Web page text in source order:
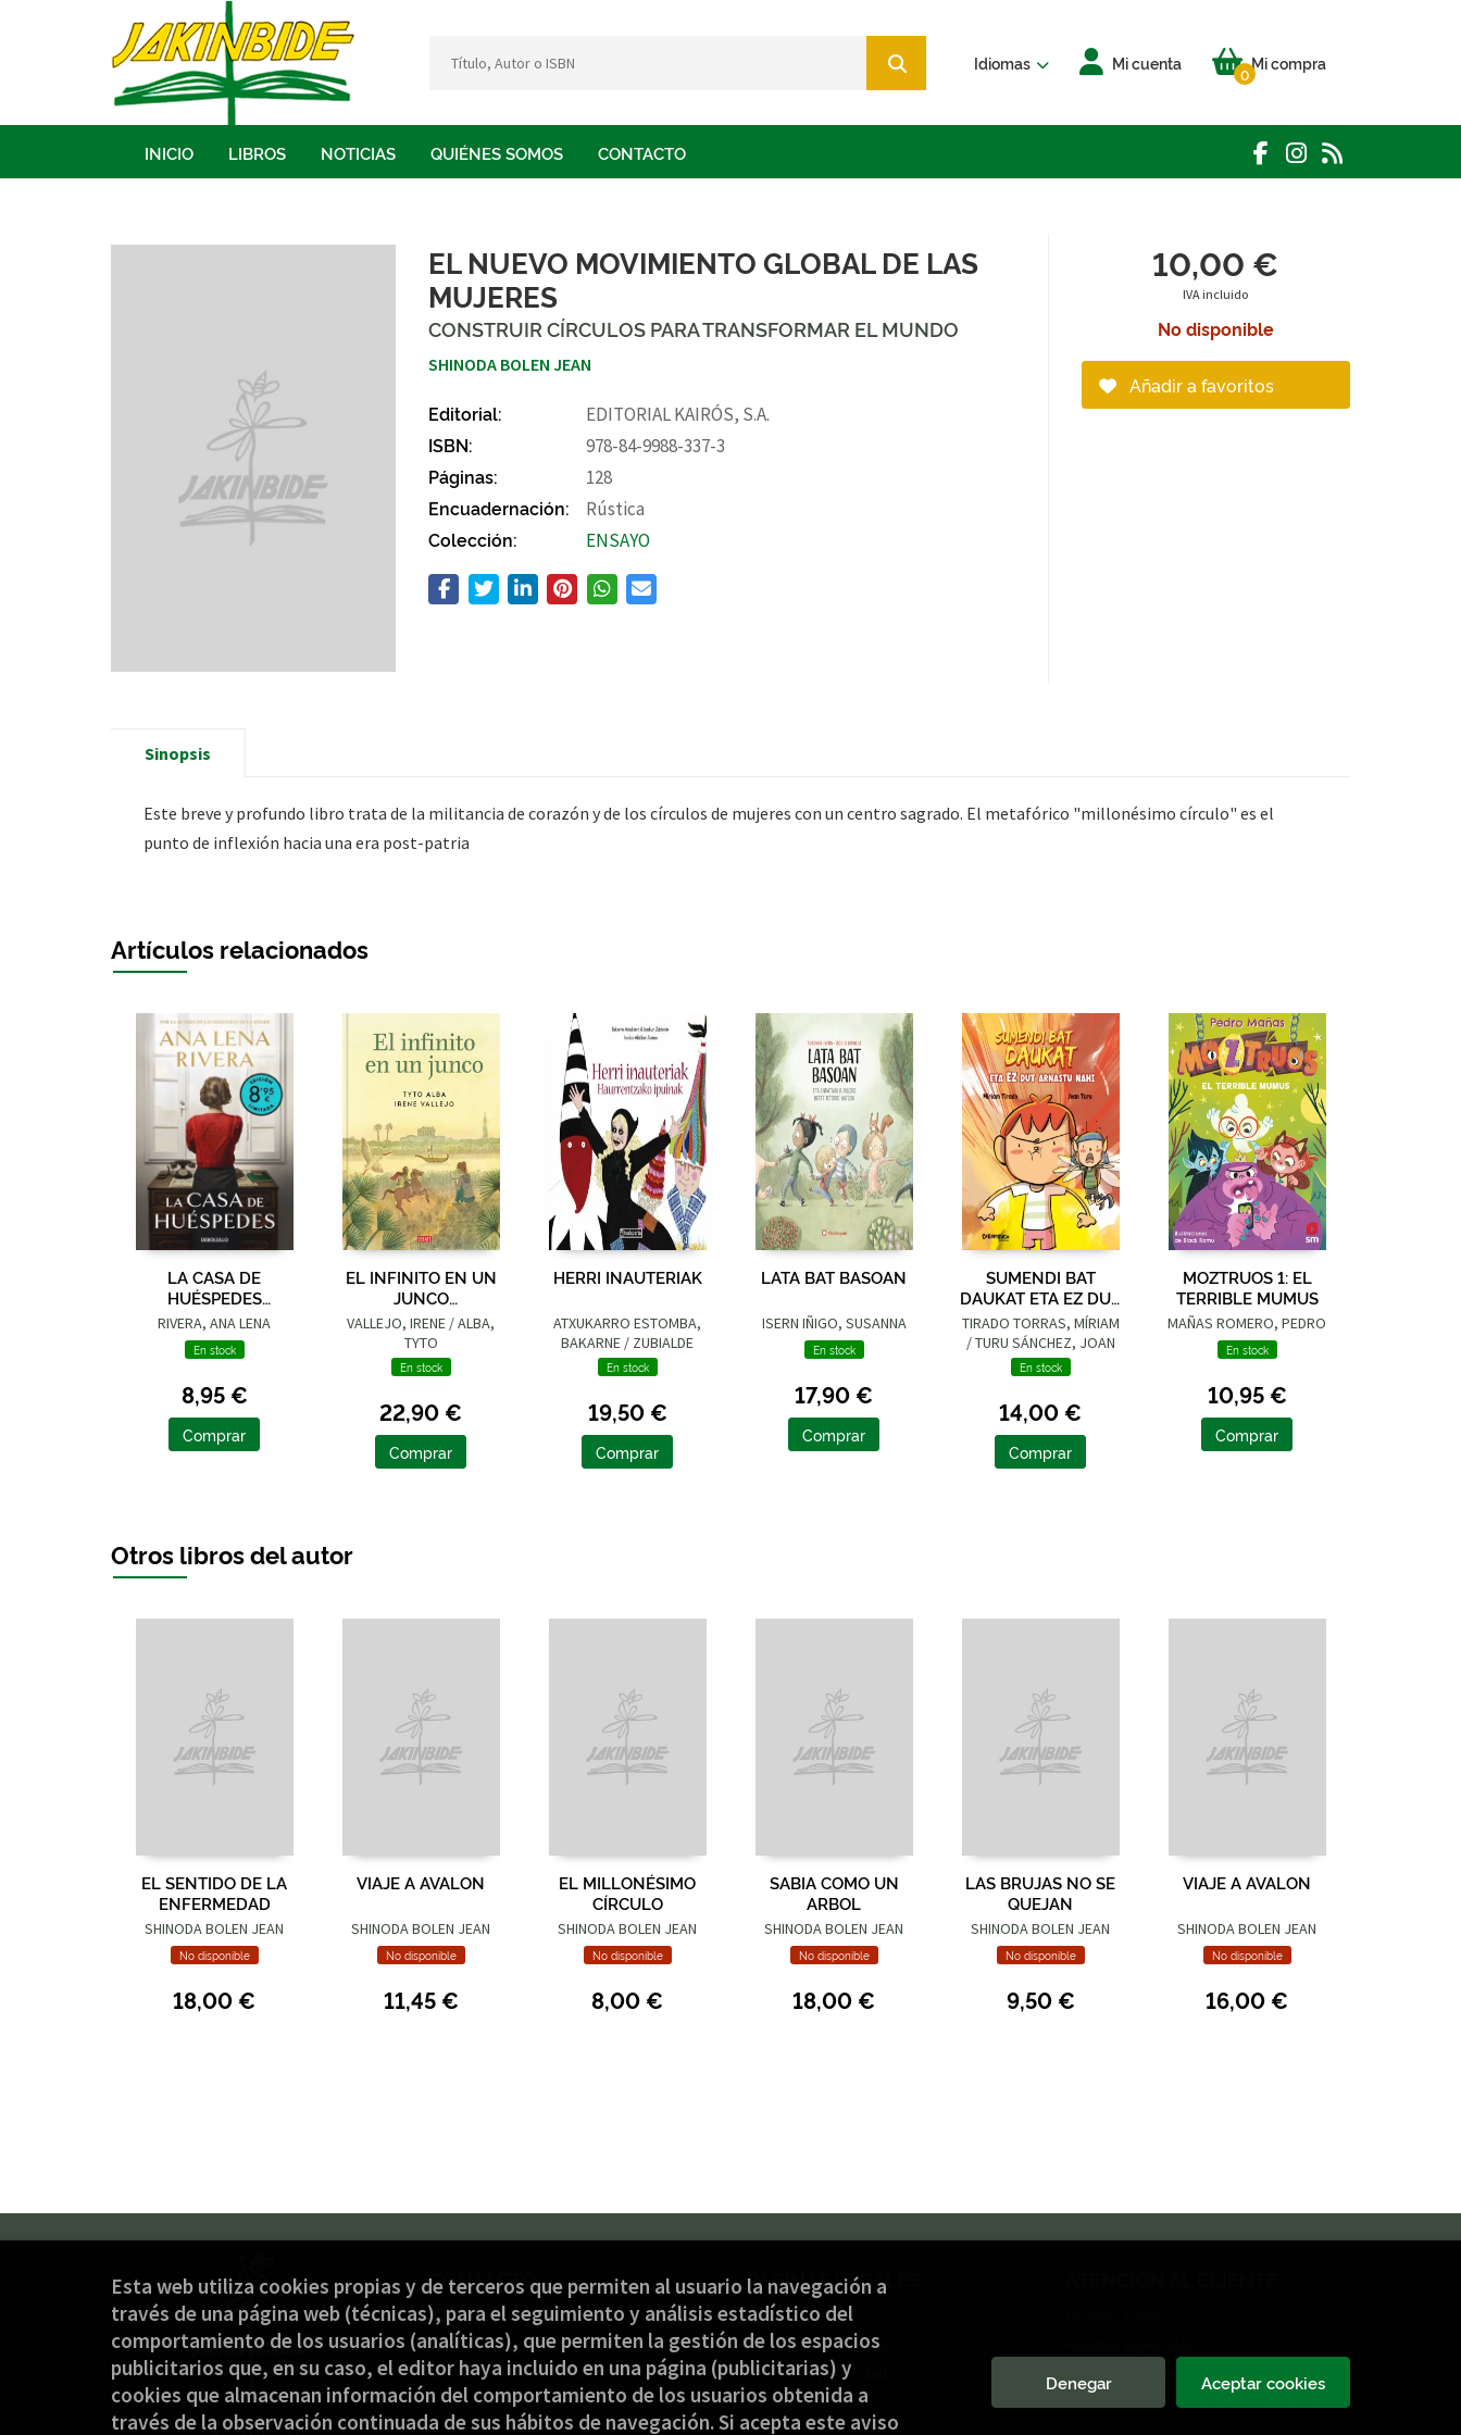
Idiomas Mi cuenta Mi compra
0
INICIO LIBROS NOTICIAS QUIÉNES SOMOS CONTACTO
EL NUEVO MOVIMIENTO GLOBAL DE LAS
MUJERES
CONSTRUIR CÍRCULOS PARA TRANSFORMAR EL MUNDO
SHINODA BOLEN JEAN
Editorial:
EDITORIAL KAIRÓS, S.A.
ISBN:
978-84-9988-337-3
Páginas:
128
Encuadernación:
Rústica
Colección:
ENSAYO
10,00 €
IVA incluido
No disponible
Añadir a favoritos
Sinopsis
Este breve y profundo libro trata de la militancia de corazón y de los círculos de mujeres con un centro sagrado. El metafórico "millonésimo círculo" es el
punto de inflexión hacia una era post-patria
Artículos relacionados
LA CASA DE
HUÉSPEDES
(EDICIÓN LIMITADA ·
VERANO)
RIVERA, ANA LENA
En stock
8,95 €
Comprar
EL INFINITO EN UN
JUNCO
(ADAPTACIÓN
GRÁFICA)
VALLEJO, IRENE / ALBA,
TYTO
En stock
22,90 €
Comprar
HERRI INAUTERIAK
ATXUKARRO ESTOMBA,
BAKARNE / ZUBIALDE
GRAJIRENA, IZASKUN
En stock
19,50 €
Comprar
LATA BAT BASOAN
ISERN IÑIGO, SUSANNA
En stock
17,90 €
Comprar
SUMENDI BAT
DAUKAT ETA EZ DUT
ARNASTU NAHI
TIRADO TORRAS, MÍRIAM
/ TURU SÁNCHEZ, JOAN
En stock
14,00 €
Comprar
MOZTRUOS 1: EL
TERRIBLE MUMUS
MAÑAS ROMERO, PEDRO
En stock
10,95 €
Comprar
Otros libros del autor
EL SENTIDO DE LA
ENFERMEDAD
SHINODA BOLEN JEAN
No disponible
18,00 €
VIAJE A AVALON
SHINODA BOLEN JEAN
No disponible
11,45 €
EL MILLONÉSIMO
CÍRCULO
SHINODA BOLEN JEAN
No disponible
8,00 €
SABIA COMO UN
ARBOL
SHINODA BOLEN JEAN
No disponible
18,00 €
LAS BRUJAS NO SE
QUEJAN
SHINODA BOLEN JEAN
No disponible
9,50 €
VIAJE A AVALON
SHINODA BOLEN JEAN
No disponible
16,00 €
CONTACTO
(+34) 944 232 934
jakinbide@jakinbide.eus
Formulario de contacto
PÁGINAS LEGALES
Aviso legal
Condiciones de venta
Política de privacidad
Política de Cookies
Formulario de desistimiento
Esta web utiliza cookies propias y de terceros que permiten al usuario la navegación a
través de una página web (técnicas), para el seguimiento y análisis estadístico del
comportamiento de los usuarios (analíticas), que permiten la gestión de los espacios
publicitarios que, en su caso, el editor haya incluido en una página (publicitarias) y
cookies que almacenan información del comportamiento de los usuarios obtenida a
través de la observación continuada de sus hábitos de navegación. Si acepta este aviso
Denegar Aceptar cookies